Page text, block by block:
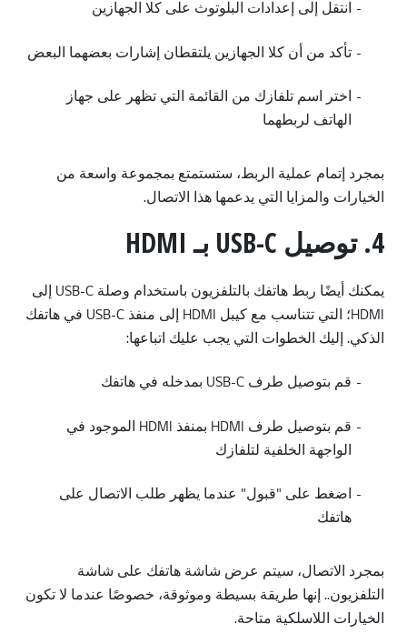
- انتقل إلى إعدادات البلوتوث على كلا الجهازين
- تأكد من أن كلا الجهازين يلتقطان إشارات بعضهما البعض
- اختر اسم تلفازك من القائمة التي تظهر على جهاز
الهاتف لربطهما
بمجرد إتمام عملية الربط، ستستمتع بمجموعة واسعة من
الخيارات والمزايا التي يدعمها هذا الاتصال.
4. توصيل USB-C بـ HDMI
يمكنك أيضًا ربط هاتفك بالتلفزيون باستخدام وصلة USB-C إلى
HDMI؛ التي تتناسب مع كيبل HDMI إلى منفذ USB-C في هاتفك
الذكي. إليك الخطوات التي يجب عليك اتباعها:
- قم بتوصيل طرف USB-C بمدخله في هاتفك
-
قم بتوصيل طرف HDMI بمنفذ HDMI الموجود في
الواجهة الخلفية لتلفازك
- اضغط على "قبول" عندما يظهر طلب الاتصال على
هاتفك
بمجرد الاتصال، سيتم عرض شاشة هاتفك على شاشة
التلفزيون.. إنها طريقة بسيطة وموثوقة، خصوصًا عندما لا تكون
الخيارات اللاسلكية متاحة.